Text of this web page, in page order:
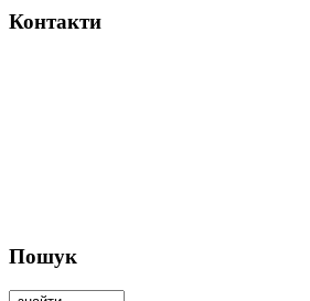
Контакти
Пошук